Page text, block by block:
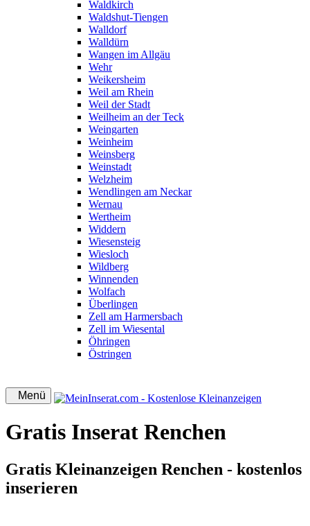
Waldkirch
Waldshut-Tiengen
Walldorf
Walldürn
Wangen im Allgäu
Wehr
Weikersheim
Weil am Rhein
Weil der Stadt
Weilheim an der Teck
Weingarten
Weinheim
Weinsberg
Weinstadt
Welzheim
Wendlingen am Neckar
Wernau
Wertheim
Widdern
Wiesensteig
Wiesloch
Wildberg
Winnenden
Wolfach
Überlingen
Zell am Harmersbach
Zell im Wiesental
Öhringen
Östringen
Menü
Gratis Inserat Renchen
Gratis Kleinanzeigen Renchen - kostenlos
inserieren